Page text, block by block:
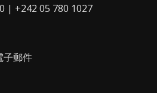
| +242 05 780 1027
子郵件